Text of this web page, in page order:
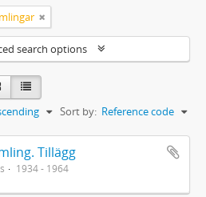
search options
Sort by: Reference code
Tillägg
1934 - 1964